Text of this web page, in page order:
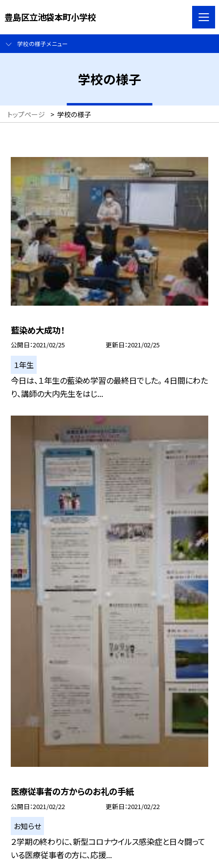
豊島区立池袋本町小学校
学校の様子メニュー
学校の様子
トップページ > 学校の様子
藍染め大成功！
公開日 2021/02/25 更新日 2021/02/25
１年生
今日は、１年生の藍染め学習の最終日でした。 ４日間にわた
り、講師の大内先生をはじ...
医療従事者の方からのお礼の手紙
公開日 2021/02/22 更新日 2021/02/22
お知らせ
２学期の終わりに、新型コロナウイルス感染症と日々闘って
いる医療従事者の方に、応援...